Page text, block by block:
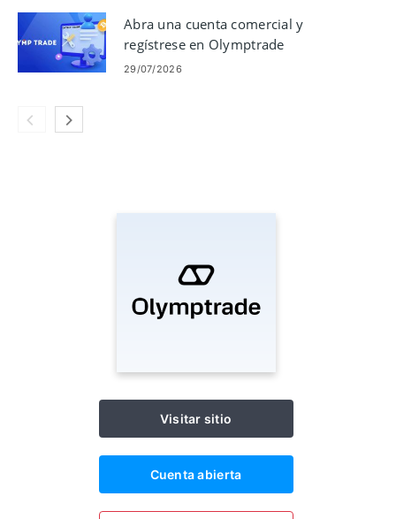
Abra una cuenta comercial y
regístrese en Olymptrade
29/07/2026
Visitar sitio
Cuenta abierta